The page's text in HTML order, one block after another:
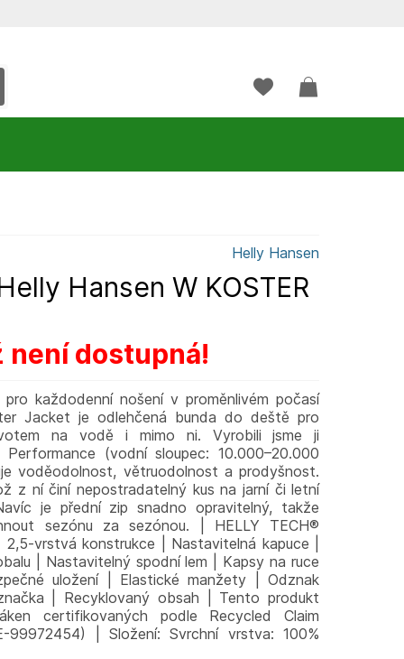
Helly Hansen
Hansen W KOSTER
není dostupná!
každodenní nošení v proměnlivém počasí
Jacket je odlehčená bunda do deště pro
na vodě i mimo ni. Vyrobili jsme ji
(vodní sloupec: 10.000–20.000
voděodolnost, větruodolnost a prodyšnost.
z ní činí nepostradatelný kus na jarní či letní
je přední zip snadno opravitelný, takže
sezónu za sezónou. | HELLY TECH®
vrstvá konstrukce | Nastavitelná kapuce |
| Nastavitelný spodní lem | Kapsy na ruce
uložení | Elastické manžety | Odznak
| Recyklovaný obsah | Tento produkt
certifikovaných podle Recycled Claim
99972454) | Složení: Svrchní vrstva: 100%